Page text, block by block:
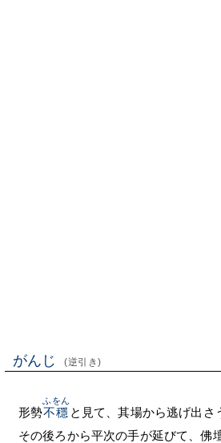
がんじ (逆引き)
形勢不穩
ふをん
と見て、其場から逃げ出さ
その後ろから平次の手が延びて、佛